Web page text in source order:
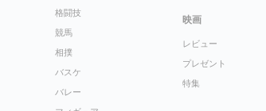
格闘技
競馬
相撲
バスケ
バレー
映画
レビュー
プレゼント
特集